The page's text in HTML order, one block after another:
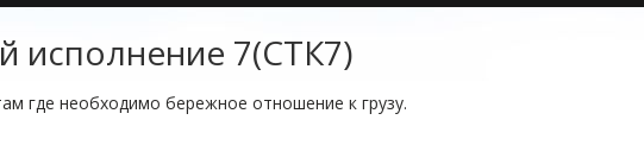
исполнение 7(СТК7)
где необходимо бережное отношение к грузу.